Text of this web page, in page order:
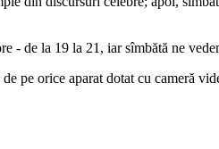
de la 19 la 21, iar sîmbătă ne
pe orice aparat dotat cu cameră